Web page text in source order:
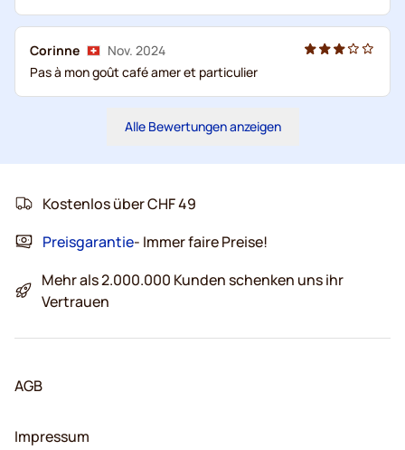
Corinne
Nov. 2024
Pas à mon goût café amer et particulier
Alle Bewertungen anzeigen
Kostenlos über CHF 49
Preisgarantie- Immer faire Preise!
Mehr als 2.000.000 Kunden schenken uns ihr
Vertrauen
AGB
Impressum